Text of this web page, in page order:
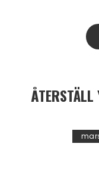
ÅTERSTÄLL